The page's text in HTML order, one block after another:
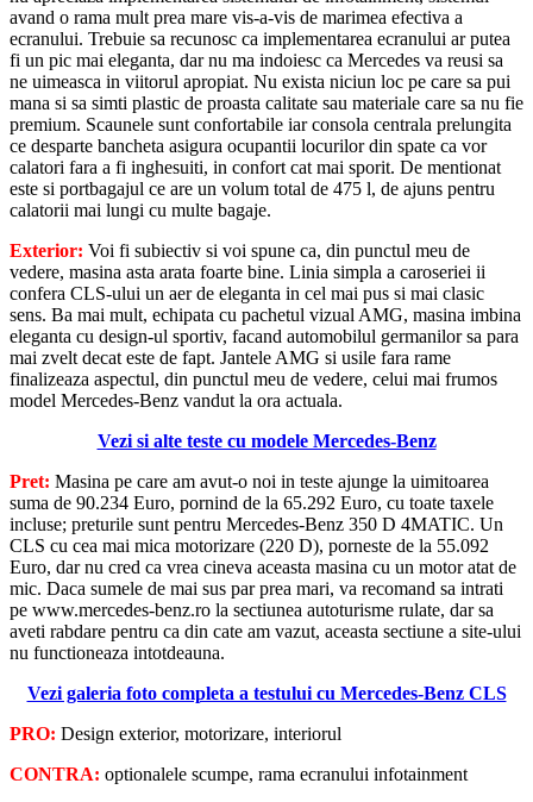
avand o rama mult prea mare vis-a-vis de marimea efectiva a
ecranului. Trebuie sa recunosc ca implementarea ecranului ar putea
fi un pic mai eleganta, dar nu ma indoiesc ca Mercedes va reusi sa
ne uimeasca in viitorul apropiat. Nu exista niciun loc pe care sa pui
mana si sa simti plastic de proasta calitate sau materiale care sa nu fie
premium. Scaunele sunt confortabile iar consola centrala prelungita
ce desparte bancheta asigura ocupantii locurilor din spate ca vor
calatori fara a fi inghesuiti, in confort cat mai sporit. De mentionat
este si portbagajul ce are un volum total de 475 l, de ajuns pentru
calatorii mai lungi cu multe bagaje.
Exterior: Voi fi subiectiv si voi spune ca, din punctul meu de
vedere, masina asta arata foarte bine. Linia simpla a caroseriei ii
confera CLS-ului un aer de eleganta in cel mai pus si mai clasic
sens. Ba mai mult, echipata cu pachetul vizual AMG, masina imbina
eleganta cu design-ul sportiv, facand automobilul germanilor sa para
mai zvelt decat este de fapt. Jantele AMG si usile fara rame
finalizeaza aspectul, din punctul meu de vedere, celui mai frumos
model Mercedes-Benz vandut la ora actuala.
Vezi si alte teste cu modele Mercedes-Benz
Pret: Masina pe care am avut-o noi in teste ajunge la uimitoarea
suma de 90.234 Euro, pornind de la 65.292 Euro, cu toate taxele
incluse; preturile sunt pentru Mercedes-Benz 350 D 4MATIC. Un
CLS cu cea mai mica motorizare (220 D), porneste de la 55.092
Euro, dar nu cred ca vrea cineva aceasta masina cu un motor atat de
mic. Daca sumele de mai sus par prea mari, va recomand sa intrati
pe www.mercedes-benz.ro la sectiunea autoturisme rulate, dar sa
aveti rabdare pentru ca din cate am vazut, aceasta sectiune a site-ului
nu functioneaza intotdeauna.
Vezi galeria foto completa a testului cu Mercedes-Benz CLS
PRO: Design exterior, motorizare, interiorul
CONTRA: optionalele scumpe, rama ecranului infotainment